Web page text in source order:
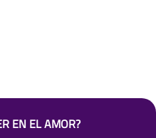
EN EL AMOR?